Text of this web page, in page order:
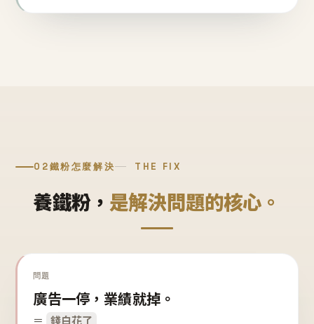
02鐵粉怎麼解決 THE FIX
養鐵粉， 是解決問題的核心。
問題
廣告一停，業績就掉。
＝ 錢白花了